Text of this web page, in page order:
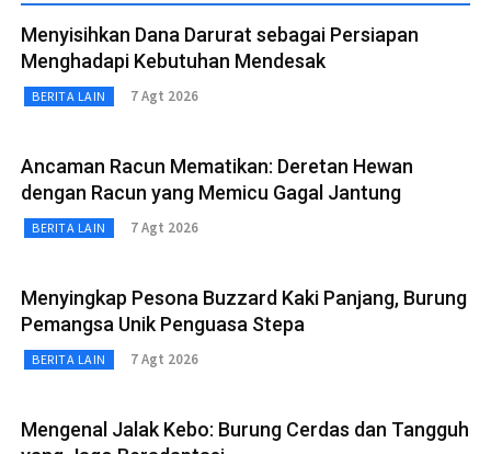
Menyisihkan Dana Darurat sebagai Persiapan
Menghadapi Kebutuhan Mendesak
BERITA LAIN 7 Agt 2026
Ancaman Racun Mematikan: Deretan Hewan
dengan Racun yang Memicu Gagal Jantung
BERITA LAIN 7 Agt 2026
Menyingkap Pesona Buzzard Kaki Panjang, Burung
Pemangsa Unik Penguasa Stepa
BERITA LAIN 7 Agt 2026
Mengenal Jalak Kebo: Burung Cerdas dan Tangguh